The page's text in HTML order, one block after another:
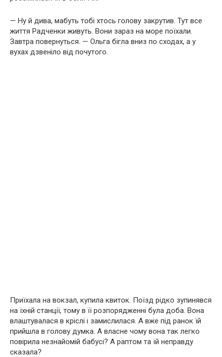
— Ну й дива, мабуть тобі хтось голову закрутив. Тут все
життя Радченки живуть. Вони зараз на море поїхали.
Завтра повернуться. — Ольга бігла вниз по сходах, а у
вухах дзвеніло від почутого.
Приїхала на вокзал, купила квиток. Поїзд рідко зупинявся
на їхній станції, тому в її розпорядженні була доба. Вона
влаштувалася в кріслі і замислилася. А вже під ранок їй
прийшла в голову думка. А власне чому вона так легко
повірила незнайомій бабусі? А раптом та їй неправду
сказала?